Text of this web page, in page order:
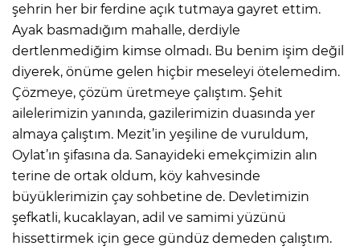
şehrin her bir ferdine açık tutmaya gayret ettim.
Ayak basmadığım mahalle, derdiyle
dertlenmediğim kimse olmadı. Bu benim işim değil
diyerek, önüme gelen hiçbir meseleyi ötelemedim.
Çözmeye, çözüm üretmeye çalıştım. Şehit
ailelerimizin yanında, gazilerimizin duasında yer
almaya çalıştım. Mezit’in yeşiline de vuruldum,
Oylat’ın şifasına da. Sanayideki emekçimizin alın
terine de ortak oldum, köy kahvesinde
büyüklerimizin çay sohbetine de. Devletimizin
şefkatli, kucaklayan, adil ve samimi yüzünü
hissettirmek için gece gündüz demeden çalıştım.